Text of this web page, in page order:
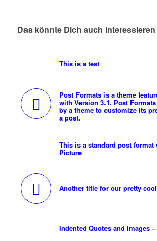
Das könnte Dich auch interessieren
This is a test
Post Formats is a theme
with Version 3.1. Post
by a theme to customize its
a post.
This is a standard post format
Picture
Another title for our pretty
Indented Quotes and Images